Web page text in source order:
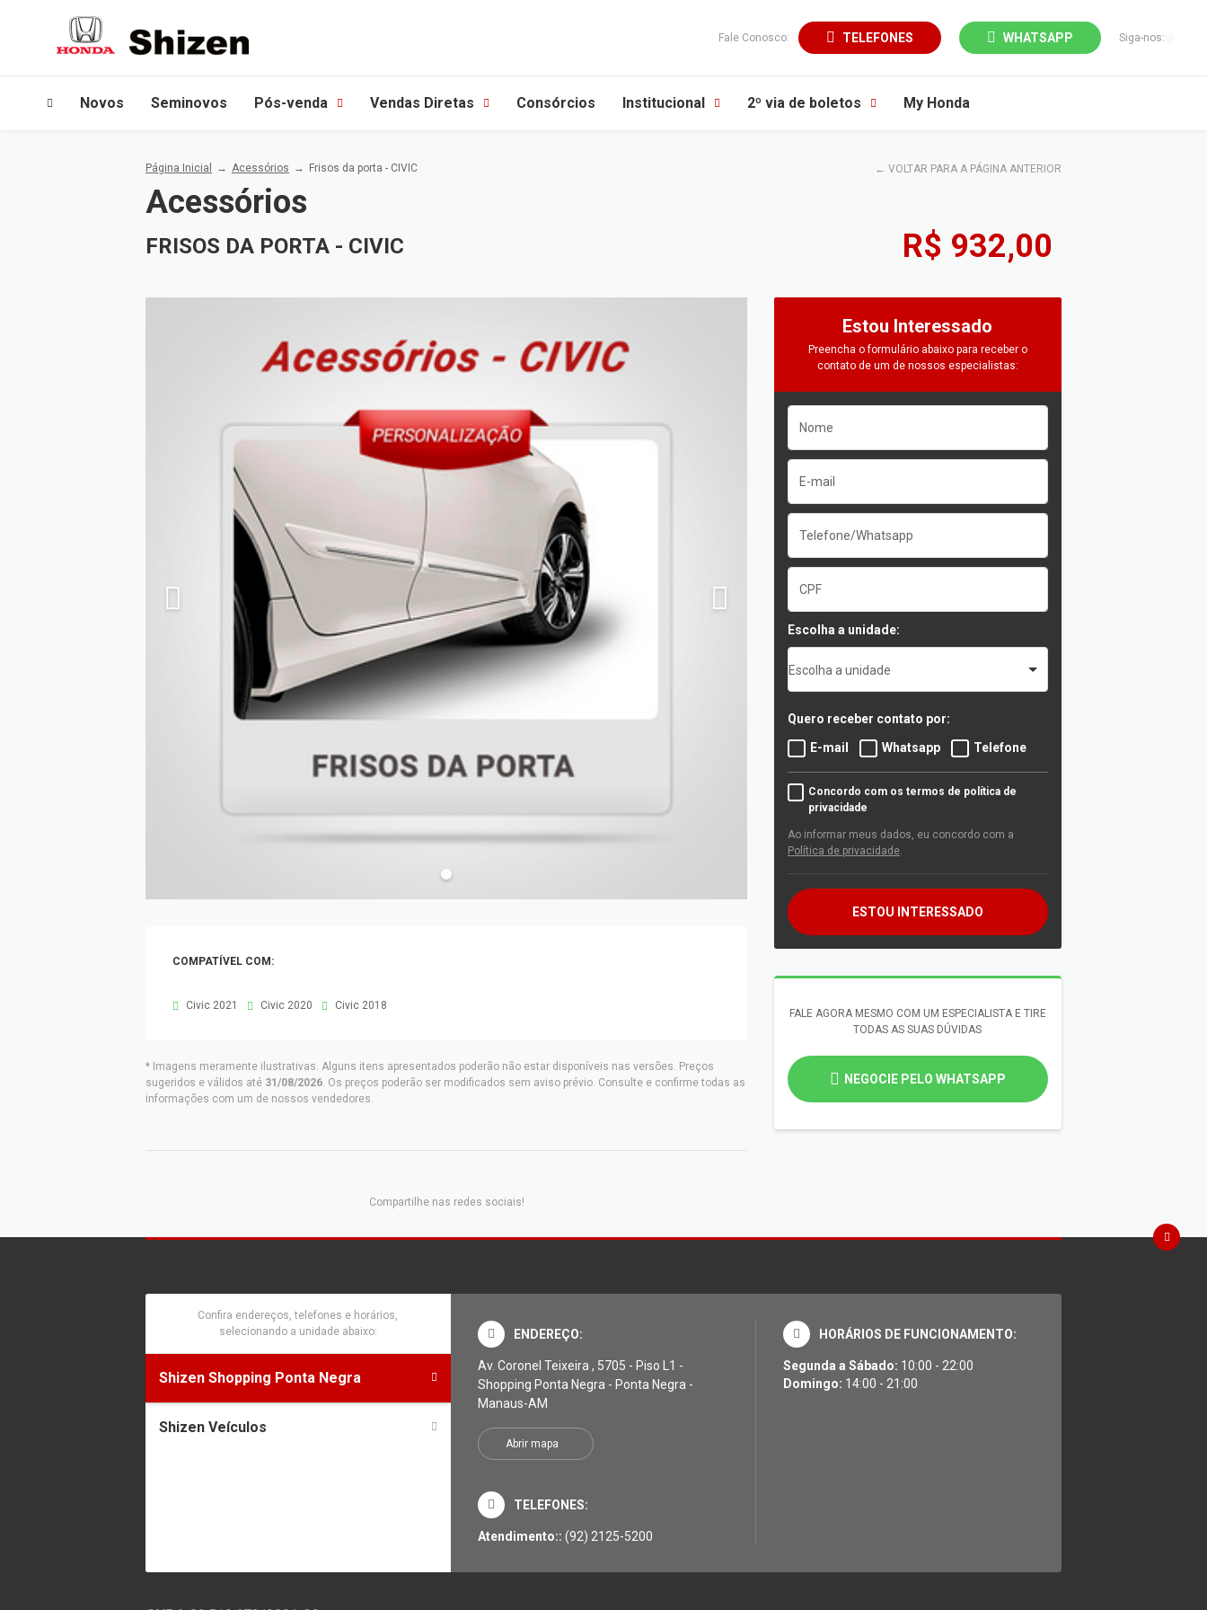
Fale Conosco: TELEFONES WHATSAPP Siga-nos:
Novos Seminovos Pós-venda Vendas Diretas Consórcios Institucional 2º via de boletos My Honda
Página Inicial Acessórios Frisos da porta - CIVIC ← VOLTAR PARA A PÁGINA ANTERIOR
Acessórios
FRISOS DA PORTA - CIVIC R$ 932,00
COMPATÍVEL COM:
Civic 2021 Civic 2020 Civic 2018
* Imagens meramente ilustrativas. Alguns itens apresentados poderão não estar disponíveis nas versões. Preços
sugeridos e válidos até 31/08/2026. Os preços poderão ser modificados sem aviso prévio. Consulte e confirme todas as
informações com um de nossos vendedores.
Compartilhe nas redes sociais!
Estou Interessado
Preencha o formulário abaixo para receber o
contato de um de nossos especialistas:
Escolha a unidade:
Escolha a unidade
Quero receber contato por:
E-mail
Whatsapp Telefone
Concordo com os termos de política de
privacidade
Ao informar meus dados, eu concordo com a
Política de privacidade.
ESTOU INTERESSADO
FALE AGORA MESMO COM UM ESPECIALISTA E TIRE
TODAS AS SUAS DÚVIDAS
NEGOCIE PELO WHATSAPP
Confira endereços, telefones e horários,
selecionando a unidade abaixo:
Shizen Shopping Ponta Negra
Shizen Veículos
ENDEREÇO:
Av. Coronel Teixeira , 5705 - Piso L1 -
Shopping Ponta Negra - Ponta Negra -
Manaus-AM
Abrir mapa
TELEFONES:
Atendimento:: (92) 2125-5200
HORÁRIOS DE FUNCIONAMENTO:
Segunda a Sábado: 10:00 - 22:00
Domingo: 14:00 - 21:00